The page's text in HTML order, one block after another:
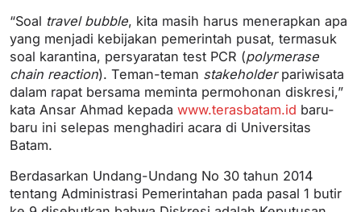
“Soal travel bubble, kita masih harus menerapkan apa
yang menjadi kebijakan pemerintah pusat, termasuk
soal karantina, persyaratan test PCR (polymerase
chain reaction). Teman-teman stakeholderpariwisata
dalam rapat bersama meminta permohonan diskresi,”
kata Ansar Ahmad kepada www.terasbatam.id baru-
baru ini selepas menghadiri acara di Universitas
Batam.
Berdasarkan Undang-Undang No 30 tahun 2014
tentang Administrasi Pemerintahan pada pasal 1 butir